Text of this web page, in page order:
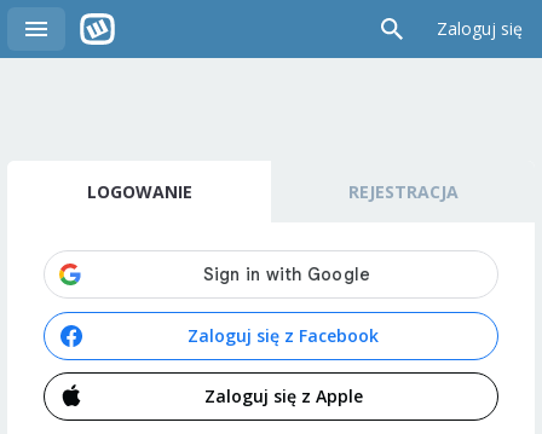
Zaloguj się
LOGOWANIE REJESTRACJA
Zaloguj się z Facebook
Zaloguj się z Apple